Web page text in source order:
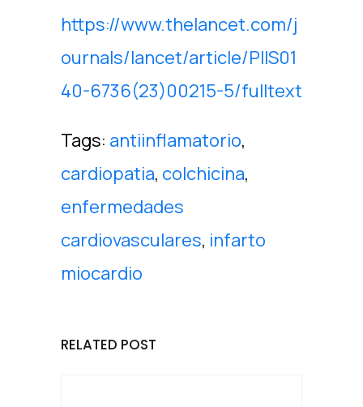
https://www.thelancet.com/j
ournals/lancet/article/PIIS01
40-6736(23)00215-5/fulltext
Tags: antiinflamatorio,
cardiopatia, colchicina,
enfermedades
cardiovasculares, infarto
miocardio
RELATED POST